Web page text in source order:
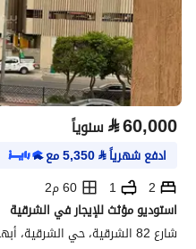
⃁60,000 سنوياً
ادفع شهرياً⃁
5,350مع
2
1
60 م2
استوديو مؤثث للإيجار في الشرقية
شارع 82 الشرقية، حي الشرقية، أبها